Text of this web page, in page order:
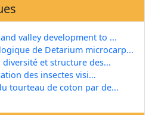
valley development to ...
de Detarium microcarp...
et structure des...
des insectes visi...
tourteau de coton par de...